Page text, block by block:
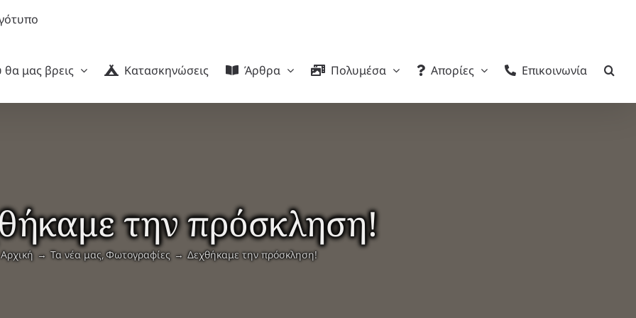
μας βρεις
Κατασκηνώσεις Άρθρα Πολυμέσα Απορίες Επικοινωνία
την πρόσκληση!
Αρχική Τα νέα μας Φωτογραφίες Δεχθήκαμε την πρόσκληση!